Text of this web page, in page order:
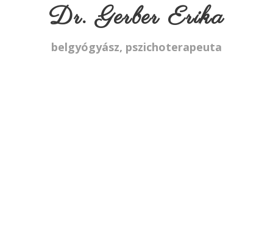
Dr. Gerber Erika
belgyógyász, pszichoterapeuta